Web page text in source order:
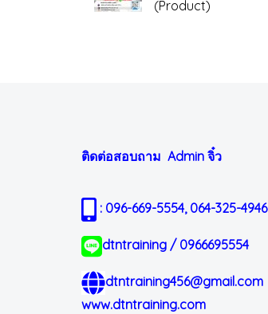
(Product)
ติดต่อสอบถาม Admin จิ๋ว
: 096-669-5554, 064-325-4946
dtntraining / 0966695554
dtntraining456@gmail.com
www.dtntraining.com